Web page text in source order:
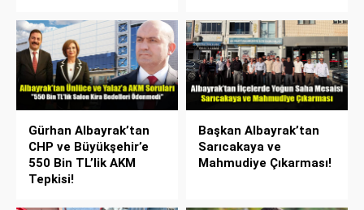
Gürhan Albayrak’tan
CHP ve Büyükşehir’e
550 Bin TL’lik AKM
Tepkisi!
Başkan Albayrak’tan
Sarıcakaya ve
Mahmudiye Çıkarması!